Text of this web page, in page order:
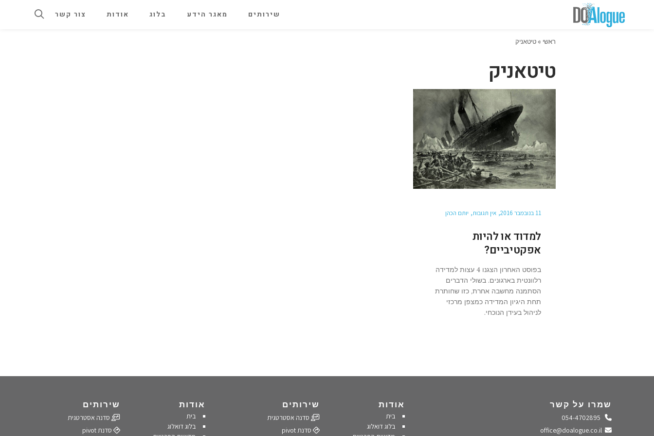
שירותים מאגר הידע בלוג אודות צור קשר
ראשי »טיטאניק
טיטאניק
11 בנובמבר 2016 אין תגובות יותם הכהן
למדוד או להיות
אפקטיביים?
בפוסט האחרון הצגנו 4 עצות למדידה
רלוונטית בארגונים. בשולי הדברים
הסתמנה מחשבה אחרת, כזו שחותרת
תחת היגיון המדידה כמצפן מרכזי
לניהול בעידן הנוכחי.
שמרו על קשר
התקשרו אלינו
שלחו מייל
אודות
בית
בלוג דואלוג
שירותים
סדנה אסטרטגית
סדנת pivot
אודות
בית
בלוג דואלוג
שירותים
סדנה אסטרטגית
סדנת pivot